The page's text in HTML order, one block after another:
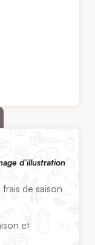
d’illustration
de saison
et